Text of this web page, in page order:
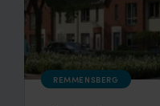
REMMENSBERG